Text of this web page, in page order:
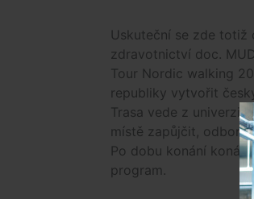
Uskuteční se zde totiž
zdravotnictví doc.
Tour Nordic walking
republiky vytvořit
Trasa vede z
místě zapůjčit,
Po dobu konání
program.